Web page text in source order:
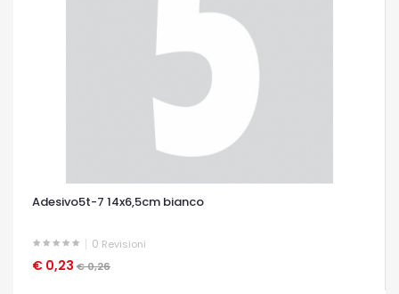
Adesivo5t-7 14x6,5cm bianco
0 Revisioni
€ 0,23 € 0,26
OCCHIATA VELOCE